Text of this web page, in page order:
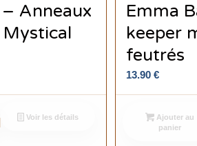
Anneaux
Voir les détails
Emma
keeper
feutrés
13.90€
Ajouter au
panier